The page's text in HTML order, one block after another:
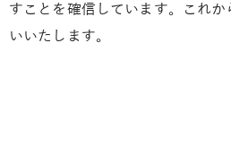
すことを確信しています。これ
いいたします。